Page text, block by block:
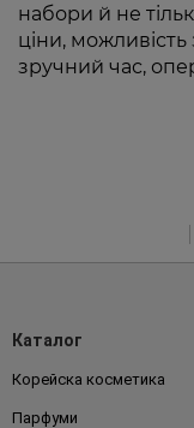
набори й не
ціни,
зручний час,
Каталог
Корейска косметика
Парфуми